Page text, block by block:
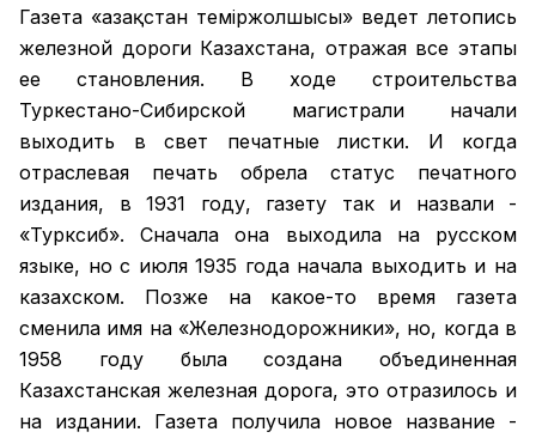
Газета «Қазақстан теміржолшысы» ведет летопись
железной дороги Казахстана, отражая все этапы
ее становления. В ходе строительства
Туркестано-Сибирской магистрали начали
выходить в свет печатные листки. И когда
отраслевая печать обрела статус печатного
издания, в 1931 году, газету так и назвали -
«Турксиб». Сначала она выходила на русском
языке, но с июля 1935 года начала выходить и на
казахском. Позже на какое-то время газета
сменила имя на «Железнодорожники», но, когда в
1958 году была создана объединенная
Казахстанская железная дорога, это отразилось и
на издании. Газета получила новое название -